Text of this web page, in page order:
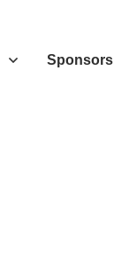
Sponsors